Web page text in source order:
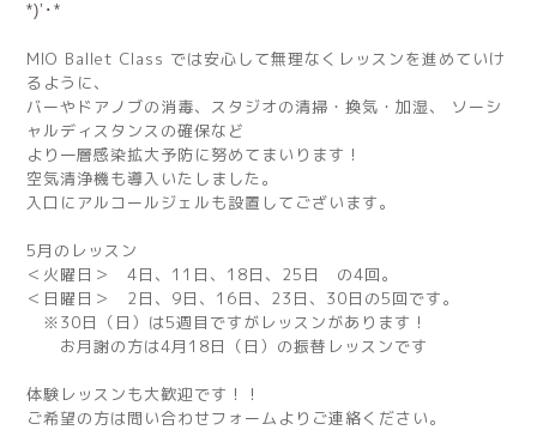
*)’ ･ *
MIO Ballet Class では安心して無理なくレッスンを進めていけ
るように、
バーやドアノブの消毒、スタジオの清掃・換気・加湿、 ソーシ
ャルディスタンスの確保など
より一層感染拡大予防に努めてまいります！
空気清浄機も導入いたしました。
入口にアルコールジェルも設置してございます。
5月のレッスン
＜火曜日＞ 4日、11日、18日、25日 の4回。
＜日曜日＞ 2日、9日、16日、23日、30日の5回です。
※30日（日）は5週目ですがレッスンがあります！
お月謝の方は4月18日（日）の振替レッスンです
体験レッスンも大歓迎です！！
ご希望の方は問い合わせフォームよりご連絡ください。